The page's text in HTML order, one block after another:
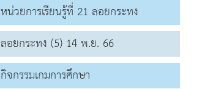
หน่วยการเรียนรู้ที่ 21 ลอยกระทง
ลอยกระทง (5) 14 พ.ย. 66
กิจกรรมเกมการศึกษา